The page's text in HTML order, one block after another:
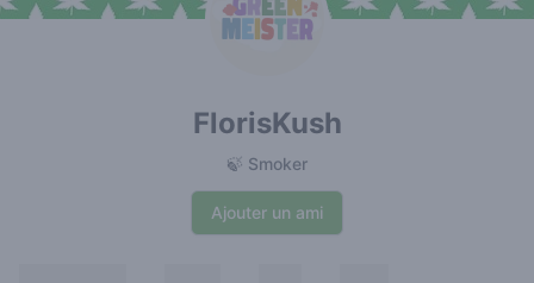
FlorisKush
🍃 Smoker
Ajouter un ami